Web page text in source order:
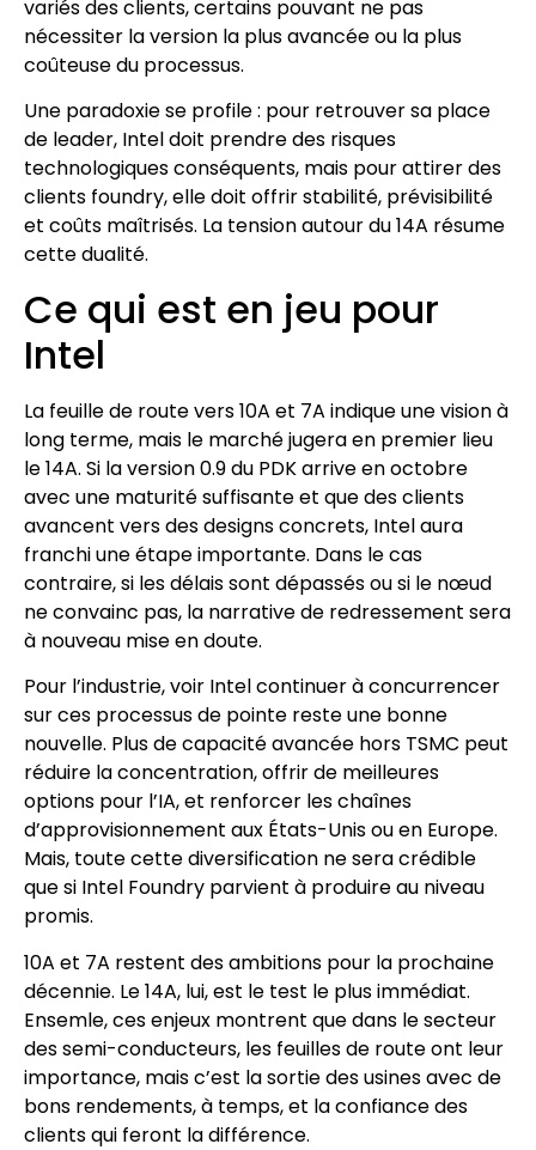
variés des clients, certains pouvant ne pas
nécessiter la version la plus avancée ou la plus
coûteuse du processus.
Une paradoxie se profile : pour retrouver sa place
de leader, Intel doit prendre des risques
technologiques conséquents, mais pour attirer des
clients foundry, elle doit offrir stabilité, prévisibilité
et coûts maîtrisés. La tension autour du 14A résume
cette dualité.
Ce qui est en jeu pour
Intel
La feuille de route vers 10A et 7A indique une vision à
long terme, mais le marché jugera en premier lieu
le 14A. Si la version 0.9 du PDK arrive en octobre
avec une maturité suffisante et que des clients
avancent vers des designs concrets, Intel aura
franchi une étape importante. Dans le cas
contraire, si les délais sont dépassés ou si le nœud
ne convainc pas, la narrative de redressement sera
à nouveau mise en doute.
Pour l’industrie, voir Intel continuer à concurrencer
sur ces processus de pointe reste une bonne
nouvelle. Plus de capacité avancée hors TSMC peut
réduire la concentration, offrir de meilleures
options pour l’IA, et renforcer les chaînes
d’approvisionnement aux États-Unis ou en Europe.
Mais, toute cette diversification ne sera crédible
que si Intel Foundry parvient à produire au niveau
promis.
10A et 7A restent des ambitions pour la prochaine
décennie. Le 14A, lui, est le test le plus immédiat.
Ensemle, ces enjeux montrent que dans le secteur
des semi-conducteurs, les feuilles de route ont leur
importance, mais c’est la sortie des usines avec de
bons rendements, à temps, et la confiance des
clients qui feront la différence.